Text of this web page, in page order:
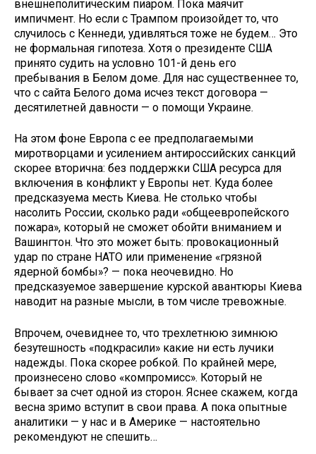
внешнеполитическим пиаром. Пока маячит
импичмент. Но если с Трампом произойдет то, что
случилось с Кеннеди, удивляться тоже не будем… Это
не формальная гипотеза. Хотя о президенте США
принято судить на условно 101-й день его
пребывания в Белом доме. Для нас существеннее то,
что с сайта Белого дома исчез текст договора —
десятилетней давности — о помощи Украине.
На этом фоне Европа с ее предполагаемыми
миротворцами и усилением антироссийских санкций
скорее вторична: без поддержки США ресурса для
включения в конфликт у Европы нет. Куда более
предсказуема месть Киева. Не столько чтобы
насолить России, сколько ради «общеевропейского
пожара», который не сможет обойти вниманием и
Вашингтон. Что это может быть: провокационный
удар по стране НАТО или применение «грязной
ядерной бомбы»? — пока неочевидно. Но
предсказуемое завершение курской авантюры Киева
наводит на разные мысли, в том числе тревожные.
Впрочем, очевиднее то, что трехлетнюю зимнюю
безутешность «подкрасили» какие ни есть лучики
надежды. Пока скорее робкой. По крайней мере,
произнесено слово «компромисс». Который не
бывает за счет одной из сторон. Яснее скажем, когда
весна зримо вступит в свои права. А пока опытные
аналитики — у нас и в Америке — настоятельно
рекомендуют не спешить…